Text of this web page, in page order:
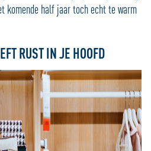
komende half jaar toch echt te warm
RUST IN JE HOOFD